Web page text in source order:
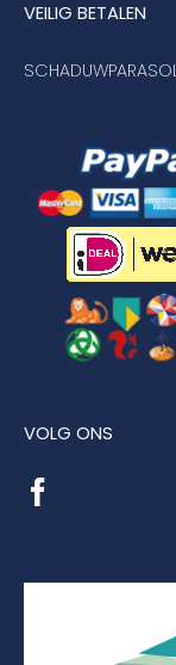
VEILIG BETALEN
VOLG ONS